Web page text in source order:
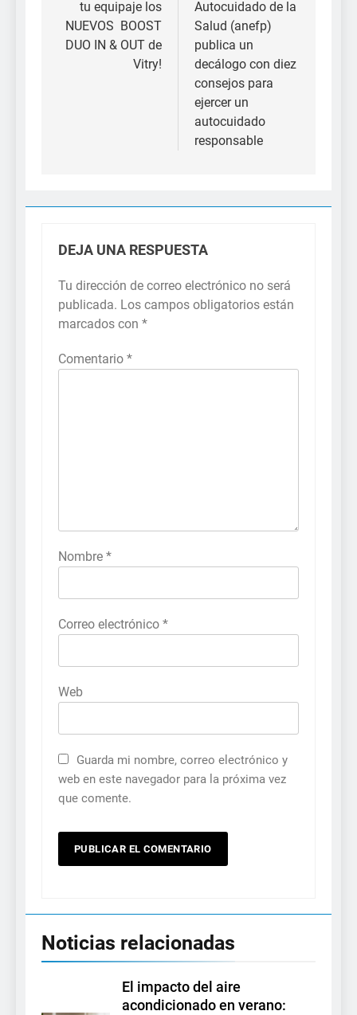
tu equipaje los
NUEVOS BOOST
DUO IN & OUT de
Vitry!
Autocuidado de la
Salud (anefp)
publica un
decálogo con diez
consejos para
ejercer un
autocuidado
responsable
DEJA UNA RESPUESTA
Tu dirección de correo electrónico no será
publicada. Los campos obligatorios están
marcados con *
Comentario *
Nombre *
Correo electrónico *
Web
Guarda mi nombre, correo electrónico y
web en este navegador para la próxima vez
que comente.
Noticias relacionadas
El impacto del aire
acondicionado en verano: